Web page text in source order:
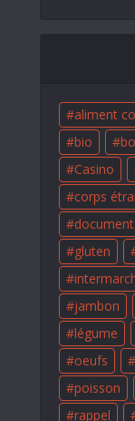
aliment
bio
Casino
corps
gluten
jambon
légume
oeufs
poisson
rappel